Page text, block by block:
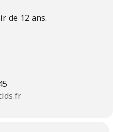
de 12 ans.